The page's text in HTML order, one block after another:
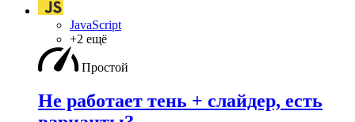
JavaScript
+2 ещё
Простой
Не работает тень + слайдер, есть